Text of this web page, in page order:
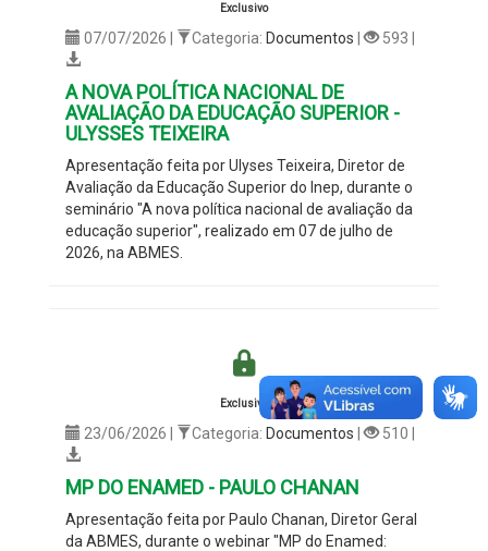
Exclusivo
07/07/2026 | Categoria: Documentos | 593 |
A NOVA POLÍTICA NACIONAL DE
AVALIAÇÃO DA EDUCAÇÃO SUPERIOR -
ULYSSES TEIXEIRA
Apresentação feita por Ulyses Teixeira, Diretor de
Avaliação da Educação Superior do Inep, durante o
seminário "A nova política nacional de avaliação da
educação superior", realizado em 07 de julho de
2026, na ABMES.
Exclusivo
23/06/2026 | Categoria: Documentos | 510 |
MP DO ENAMED - PAULO CHANAN
Apresentação feita por Paulo Chanan, Diretor Geral
da ABMES, durante o webinar "MP do Enamed: